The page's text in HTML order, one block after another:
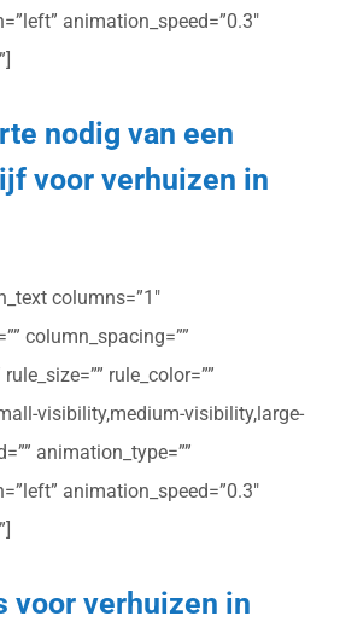
animation_speed=”0.3″
nodig van een
voor verhuizen in
columns=”1″
column_spacing=””
rule_color=””
visibility,medium-visibility,large-
animation_type=””
animation_speed=”0.3″
voor verhuizen in